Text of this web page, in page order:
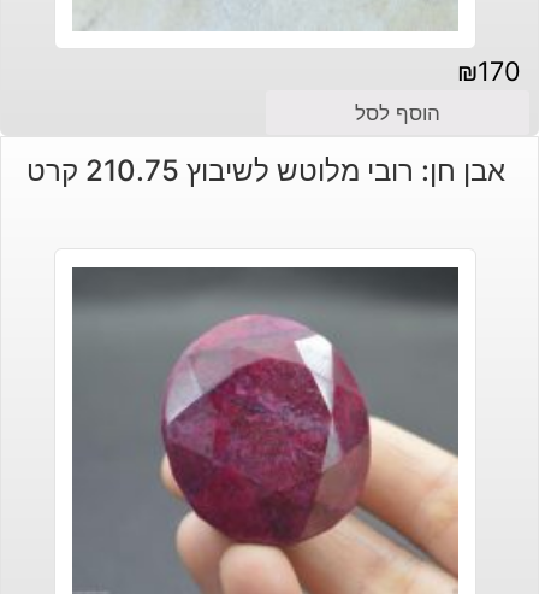
₪170
הוסף לסל
אבן חן: רובי מלוטש לשיבוץ 210.75 קרט